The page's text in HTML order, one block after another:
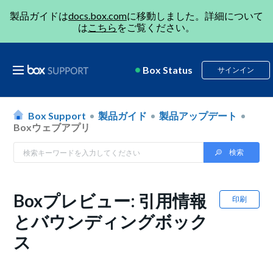
製品ガイドはdocs.box.comに移動しました。詳細について
はこちら をご覧ください。
Box Status サインイン
Box Support 製品ガイド
製品アップデート
Boxウェブアプリ
印刷
Boxプレビュー: 引用情報
とバウンディングボック
ス